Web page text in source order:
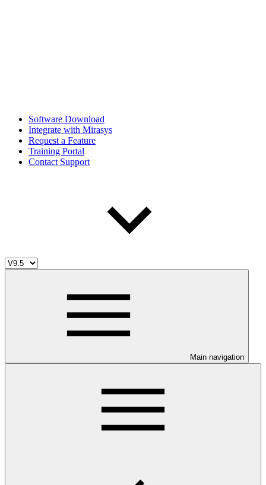
Software Download
Integrate with Mirasys
Request a Feature
Training Portal
Contact Support
Main navigation